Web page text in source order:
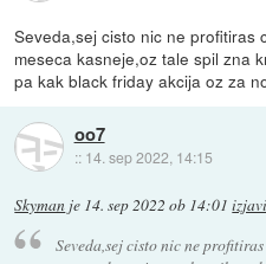
Seveda,sej cisto nic ne profitiras
meseca kasneje,oz tale spil zna
pa kak black friday akcija oz za
oo7
:: 14. sep 2022, 14:15
Skyman je 14. sep 2022 ob 14:01
Seveda,sej cisto nic ne